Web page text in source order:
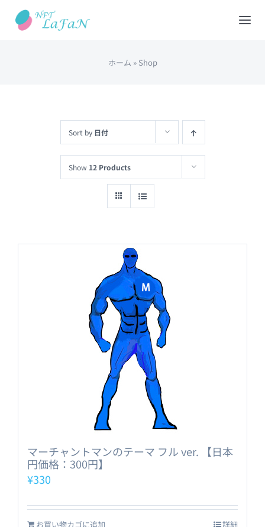
Skip
HOME
NFTショップ
REDEEM(現物と交換)
カート
ホーム » Shop
Sort by 日付
Show 12 Products
マーチャントマンのテーマ フル ver. 【日本
円価格：300円】
¥330
お買い物カゴに追加 詳細